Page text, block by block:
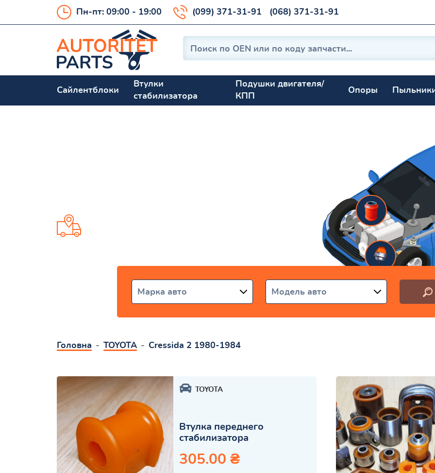
Пн-пт: 09:00 - 19:00 (099) 371-31-91 (068) 371-31-91
Сайлентблоки
Втулки
стабилизатора
Подушки двигателя/
КПП
Опоры
Марка авто Модель авто
Головна TOYOTA Cressida 2 1980-1984
TOYOTA
Втулка переднего
стабилизатора
305.00 ₴